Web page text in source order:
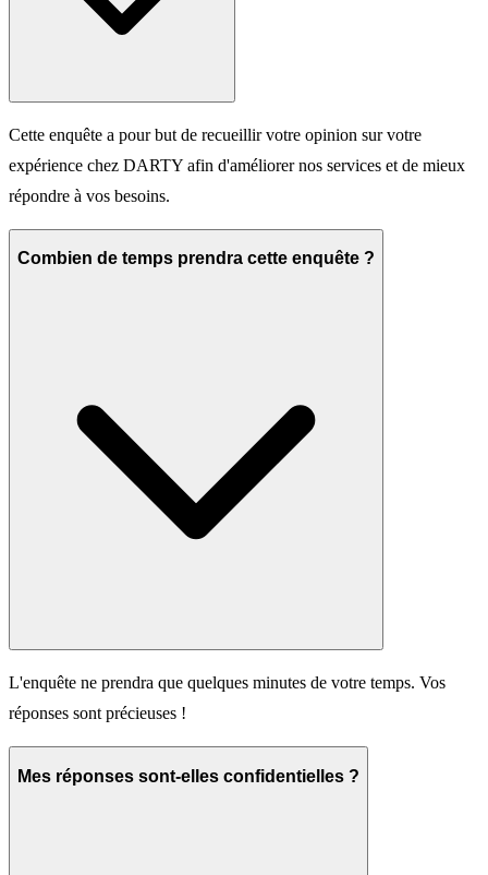
Cette enquête a pour but de recueillir votre opinion sur votre
expérience chez DARTY afin d'améliorer nos services et de mieux
répondre à vos besoins.
Combien de temps prendra cette enquête ?
L'enquête ne prendra que quelques minutes de votre temps. Vos
réponses sont précieuses !
Mes réponses sont-elles confidentielles ?